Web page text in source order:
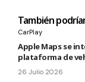
También
CarPlay
Apple Maps se
plataforma de
26 Julio 2026